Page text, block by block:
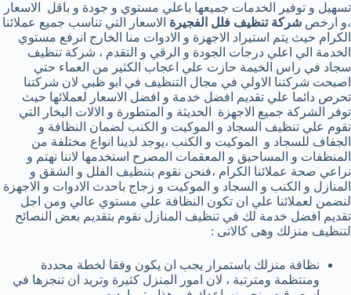
تسهيل و توفير الخدمات جميعها باعلي مستوي و جودة و باقل الاسعار
،و ارخص شركة تنظيف فلل الفجيرة الاسعار التي تناسب جميع عملائنا
الكرام حيث يتم استيراد الاجهزة و الادوات منا الخارج انرفع مستوي
الخدمة الي اعلي درجات الجودة و الرقي و التقدم ، شركة تنظيف
سجاد في راس الخيمة حازت علي اعجاب الكثير من العماء حتي
اصبحت شركتنا الاولي في مجال التنظيف في ابو ظبي لان شركتنا
تحرص دائما علي تقديم افضل خدمة و افضل الاسعار لعملائها حيث
توفر الشركة جميع الاجهزة الحديثة و المتطورة و الالات البخار التي
تقوم علي تنظيف السجاد و الموكيت و الكنب لضمان النظافة و
الجفاف للسجاد و الموكيت و الكنب ،يوجد لدينا انواع مختلفة من
المنظفات و المساحيق و المعقمات المصرح استخدمها لاننا نهتم و
نراعي صحة عملائنا الكرام ،فنحن نقوم بتنظيف الفلل و الشقق و
المنازل و الكنب و السجاد و الموكيت و زجاج باحدث الادوات و الاجهزة
لنضمن لعملائنا علي ان تكون النظافة علي مستوي عالي ومن اجل
تقديم افضل خدمة لك في تنظيف المنازل نقوم بتقديم بعض النصائح
لتنظيف منزلك وهى كالاتى :
نظافة منزلك باستمرار يجب ان يكون وفقا لخطة محددة
ومنتظمة ومترتبة ، لان امور المنزل كثيرة وتريد ان تنجزها في